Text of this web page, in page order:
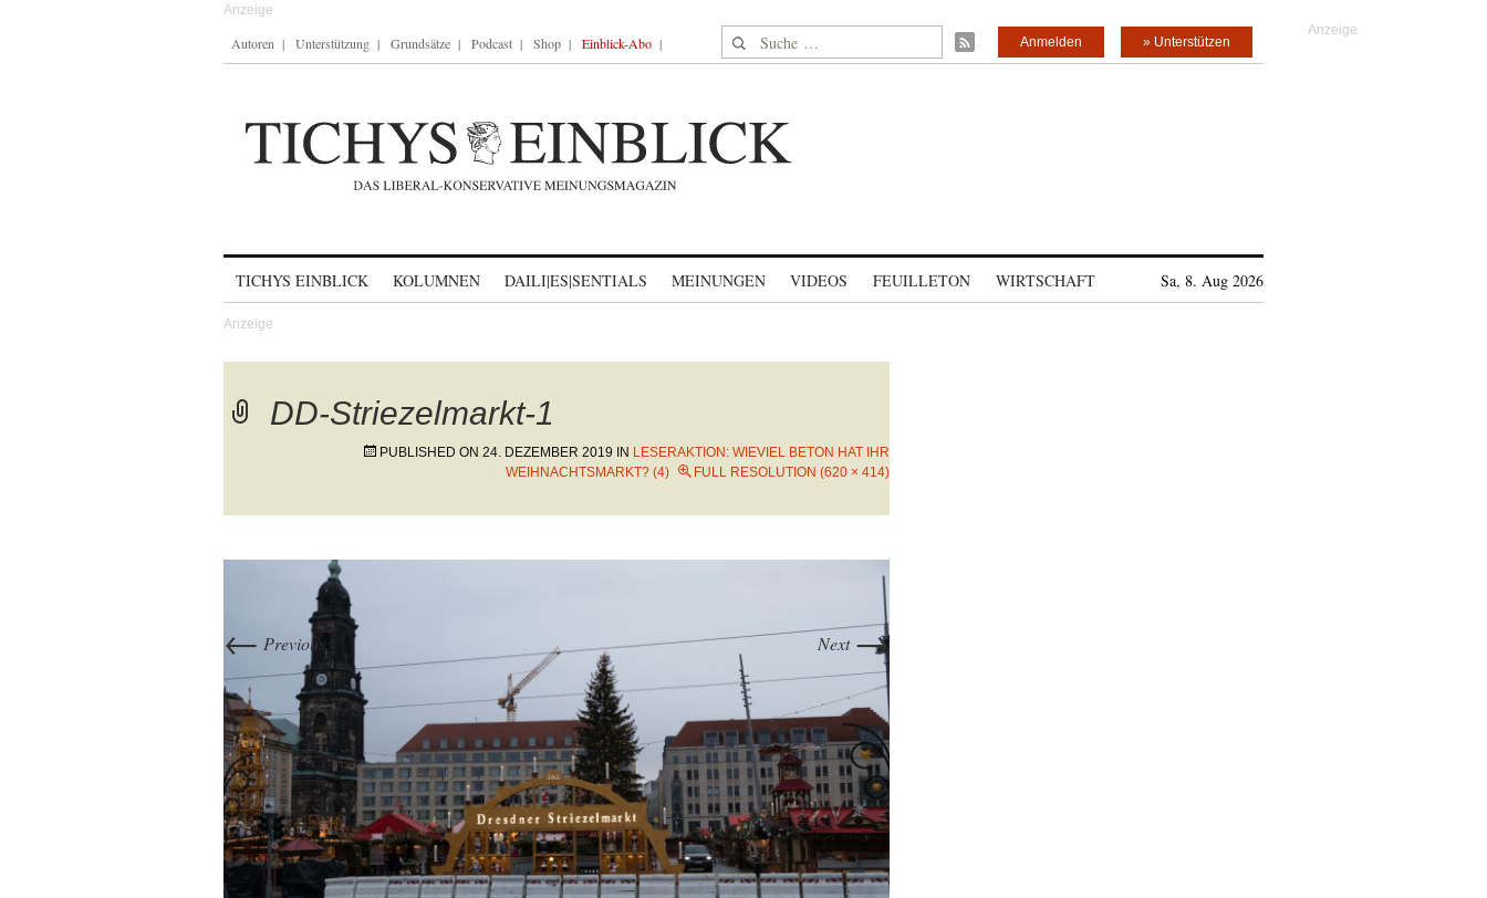
Autoren Unterstützung Grundsätze Podcast Shop Einblick-Abo Suche nach: » Unterstützen
Anmelden
TICHYS EINBLICK KOLUMNEN DAILI|ES|SENTIALS MEINUNGEN VIDEOS FEUILLETON WIRTSCHAFT Sa, 8. Aug 2026
DD-Striezelmarkt-1
PUBLISHED ON 24. DEZEMBER 2019 IN LESERAKTION: WIEVIEL BETON HAT IHR
WEIHNACHTSMARKT? (4)
FULL RESOLUTION (620 × 414)
← Previous Next→